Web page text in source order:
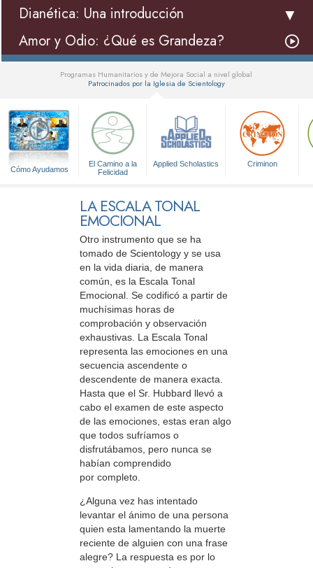
Dianética: Una introducción
Amor y Odio: ¿Qué es Grandeza?
Programas Humanitarios y de Mejora Social a nivel global
Patrocinados por la Iglesia de Scientology
Cómo Ayudamos
El Camino a la
Felicidad
Applied Scholastics Criminon
LA ESCALA TONAL
EMOCIONAL
Otro instrumento que se ha
tomado de Scientology y se usa
en la vida diaria, de manera
común, es la Escala Tonal
Emocional. Se codificó a partir de
muchísimas horas de
comprobación y observación
exhaustivas. La Escala Tonal
representa las emociones en una
secuencia ascendente o
descendente de manera exacta.
Hasta que el Sr. Hubbard llevó a
cabo el examen de este aspecto
de las emociones, estas eran algo
que todos sufríamos o
disfrutábamos, pero nunca se
habían comprendido
por completo.
¿Alguna vez has intentado
levantar el ánimo de una persona
quien esta lamentando la muerte
reciente de alguien con una frase
alegre? La respuesta es por lo